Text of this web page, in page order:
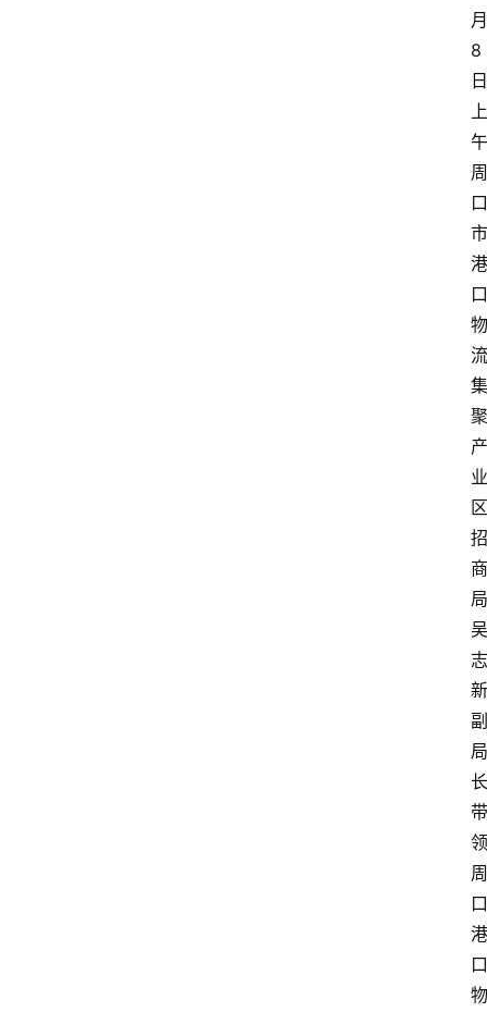
月
8
日
上
午
周
口
市
港
口
物
流
集
聚
产
业
区
招
商
局
吴
志
新
副
局
长
带
领
周
口
港
口
物